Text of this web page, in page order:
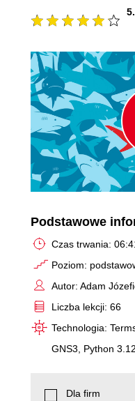
Podstawowe
Czas trwania:
Poziom:
Autor: Adam
Liczba lekcji: 66
Technologia:
GNS3, Python
Dla firm